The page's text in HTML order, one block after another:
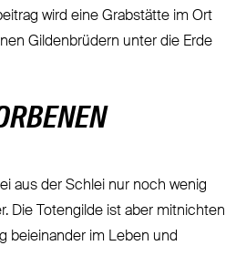
wird eine Grabstätte im Ort
Gildenbrüdern unter die Erde
aus der Schlei nur noch wenig
Die Totengilde ist aber mitnichten
beieinander im Leben und